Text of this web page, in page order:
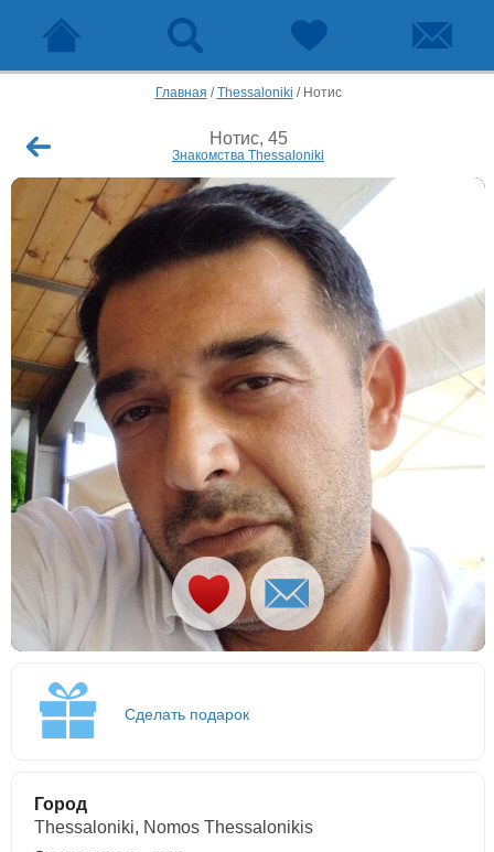
Главная /Thessaloniki / Нотис
Нотис, 45
Знакомства Thessaloniki
Сделать подарок
Город
Thessaloniki, Nomos Thessalonikis